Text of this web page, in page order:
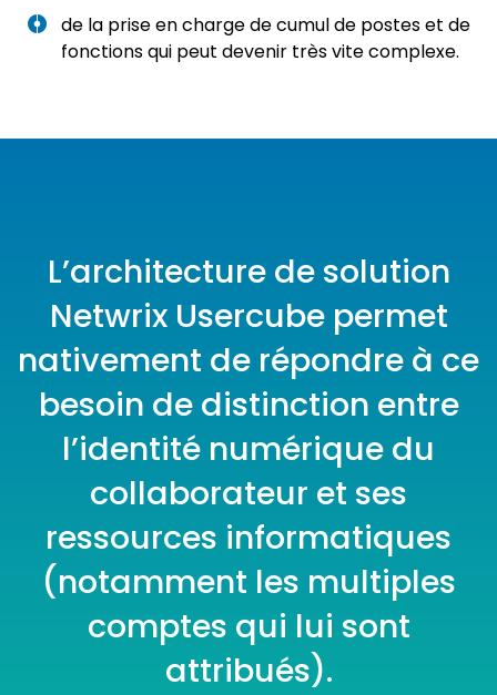
de la prise en charge de cumul de postes et de
fonctions qui peut devenir très vite complexe.
L’architecture de solution
Netwrix Usercube permet
nativement de répondre à ce
besoin de distinction entre
l’identité numérique du
collaborateur et ses
ressources informatiques
(notamment les multiples
comptes qui lui sont
attribués).